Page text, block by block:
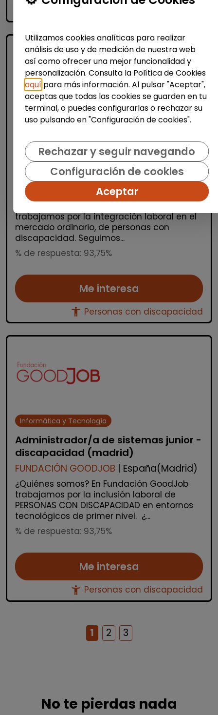
accessibility_new
Recursos Humanos
Técnico/a de selección - rrhh
(barcelona)
FUNDACIÓN GOODJOB|
España(Barcelona)
Fundación GoodJob somos una
trabajamos por la integración laboral en el
mercado ordinario, de personas con
discapacidad. Seguimos...
% de respuesta: 93,75%
Me interesa
accessibility_new Personas con discapacidad
Informática y Tecnología
Administrador/a de sistemas junior -
discapacidad (madrid)
FUNDACIÓN GOODJOB | España(Madrid)
¿Quiénes somos? En Fundación GoodJob
trabajamos por la inclusión laboral de
PERSONAS CON DISCAPACIDAD en entornos
tecnológicos de primer nivel. ¿...
% de respuesta: 93,75%
Me interesa
accessibility_new Personas con discapacidad
1 2 3
No te pierdas nada
Utilizamos cookies analíticas para realizar
análisis de uso y de medición de nuestra web
así como ofrecer una mejor funcionalidad y
personalización. Consulta la Política de Cookies
aquí para más información. Al pulsar "Aceptar",
aceptas que todas las cookies se guarden en tu
terminal, o puedes configurarlas o rechazar su
uso pulsando en "Configuración de cookies".
Rechazar y seguir navegando
Configuración de cookies
Aceptar